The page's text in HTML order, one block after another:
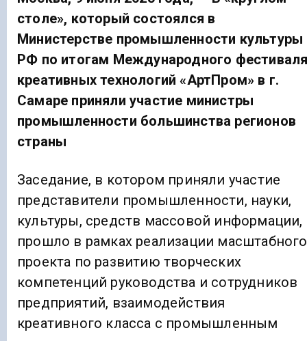
столе», который состоялся в
Министерстве промышленности культуры
РФ по итогам Международного
креативных технологий «АртПром» в г.
Самаре приняли участие министры
промышленности большинства регионов
страны
Заседание, в котором приняли участие
представители промышленности, науки,
культуры, средств массовой информации,
прошло в рамках реализации масштабного
проекта по развитию творческих
компетенций руководства и сотрудников
предприятий, взаимодействия
креативного класса с промышленным